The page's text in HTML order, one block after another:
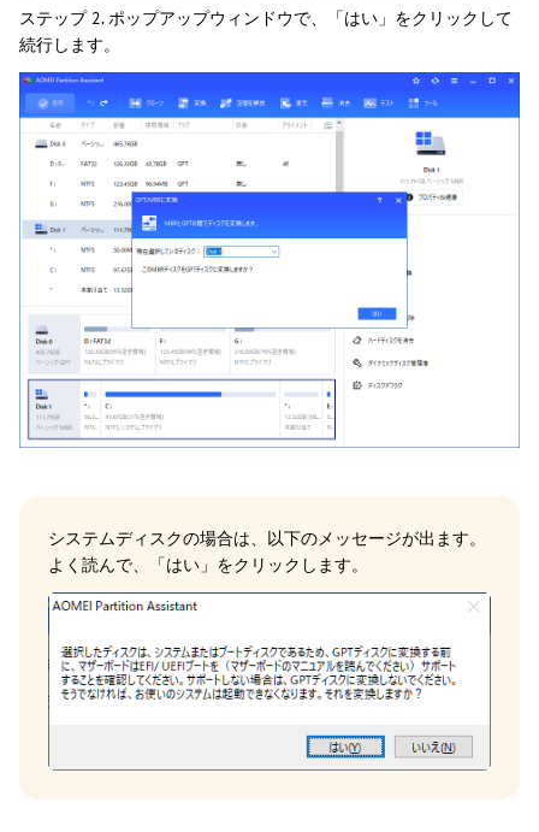
ステップ 2. ポップアップウィンドウで、「はい」をクリックして
続行します。
システムディスクの場合は、以下のメッセージが出ます。
よく読んで、「はい」をクリックします。